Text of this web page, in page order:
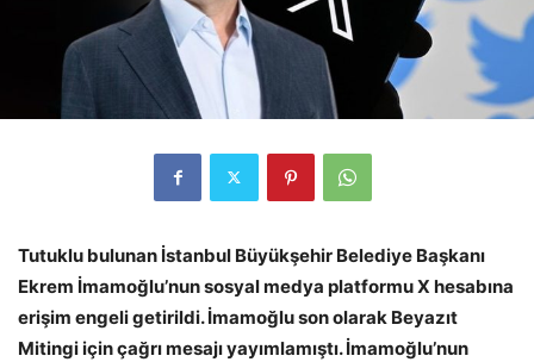
Tutuklu bulunan İstanbul Büyükşehir Belediye Başkanı
Ekrem İmamoğlu’nun sosyal medya platformu X hesabına
erişim engeli getirildi. İmamoğlu son olarak Beyazıt
Mitingi için çağrı mesajı yayımlamıştı. İmamoğlu’nun